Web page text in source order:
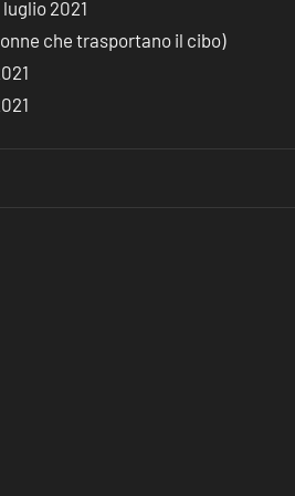
2021
che trasportano il cibo)